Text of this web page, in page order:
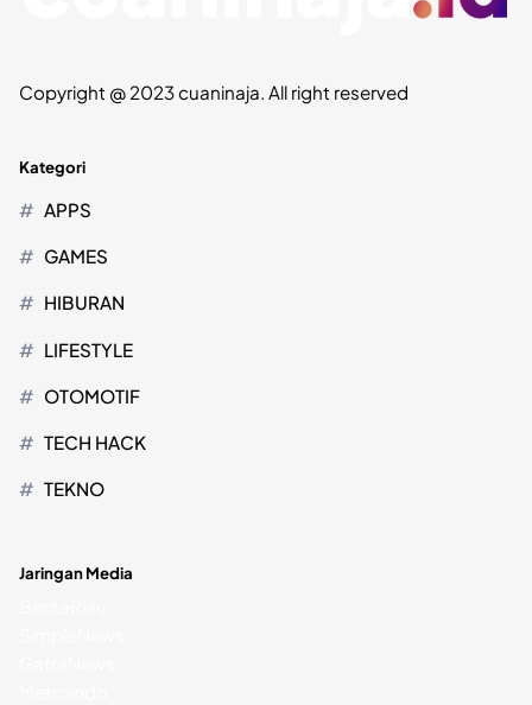
Copyright @ 2023 cuaninaja. All right reserved
Kategori
APPS
GAMES
HIBURAN
LIFESTYLE
OTOMOTIF
TECH HACK
TEKNO
Jaringan Media